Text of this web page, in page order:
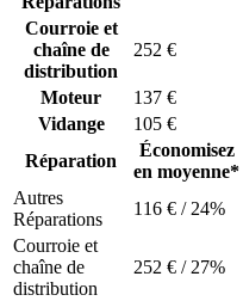
Courroie et
chaîne de
distribution
252 €
Moteur 137 €
Vidange
105 €
Réparation
Économisez
en moyenne*
Autres
Réparations
116 € / 24%
Courroie et
chaîne de
distribution
252 € / 27%